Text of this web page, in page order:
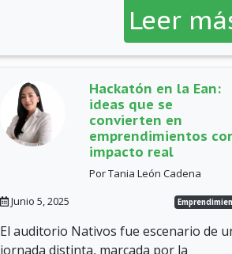
Leer
Hackatón en la Ean:
ideas que se
convierten en
emprendimientos
impacto real
Por Tania León Cadena
Junio 5, 2025
El auditorio Nativos fue escenario de
jornada distinta, marcada por la